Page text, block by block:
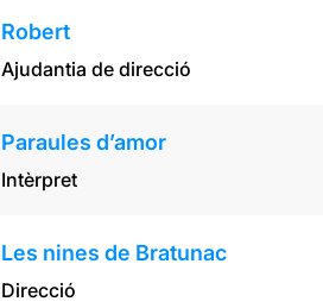
Robert
Ajudantia de direcció
Paraules d’amor
Intèrpret
Les nines de Bratunac
Direcció